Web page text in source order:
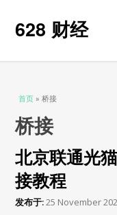
628 财经
当前位置
首页 » 桥接
桥接
北京联通光
接教程
发布于:25 November